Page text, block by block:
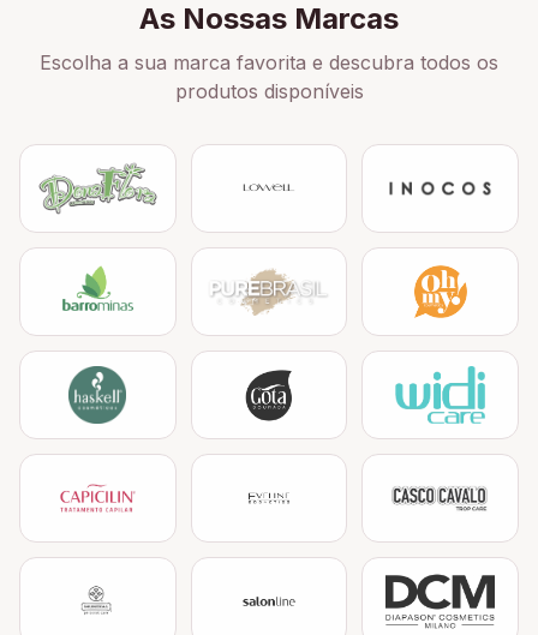
As Nossas Marcas
Escolha a sua marca favorita e descubra todos os
produtos disponíveis